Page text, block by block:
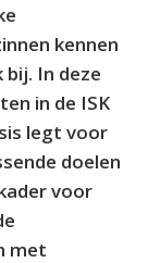
kennen
In deze
in de ISK
legt voor
doelen
voor
met